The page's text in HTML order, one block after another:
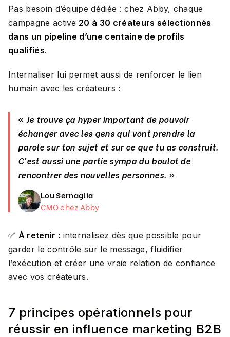
Pas besoin d’équipe dédiée : chez Abby, chaque
campagne active 20 à 30 créateurs sélectionnés
dans un pipeline d’une centaine de profils
qualifiés.
Internaliser lui permet aussi de renforcer le lien
humain avec les créateurs :
« Je trouve ça hyper important de pouvoir
échanger avec les gens qui vont prendre la
parole sur ton sujet et sur ce que tu as construit.
C'est aussi une partie sympa du boulot de
rencontrer des nouvelles personnes. »
Lou Sernaglia
CMO chez Abby
✅ À retenir : internalisez dès que possible pour
garder le contrôle sur le message, fluidifier
l’exécution et créer une vraie relation de confiance
avec vos créateurs.
7 principes opérationnels pour
réussir en influence marketing B2B